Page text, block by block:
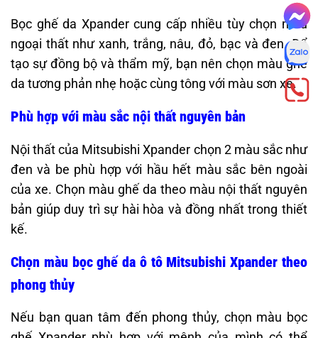
Bọc ghế da Xpander cung cấp nhiều tùy chọn màu
ngoại thất như xanh, trắng, nâu, đỏ, bạc và đen. Để
tạo sự đồng bộ và thẩm mỹ, bạn nên chọn màu ghế
da tương phản nhẹ hoặc cùng tông với màu sơn xe.
Phù hợp với màu sắc nội thất nguyên bản
Nội thất của Mitsubishi Xpander chọn 2 màu sắc như
đen và be phù hợp với hầu hết màu sắc bên ngoài
của xe. Chọn màu ghế da theo màu nội thất nguyên
bản giúp duy trì sự hài hòa và đồng nhất trong thiết
kế.​
Chọn màu bọc ghế da ô tô Mitsubishi Xpander theo
phong thủy
Nếu bạn quan tâm đến phong thủy, chọn màu bọc